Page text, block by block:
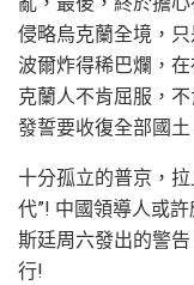
侵略烏克蘭全境，
波爾炸得稀巴爛，
克蘭人不肯屈服，
發誓要收復全部國土
十分孤立的普京，
代”! 中國領導人或
斯廷周六發出的警
行!